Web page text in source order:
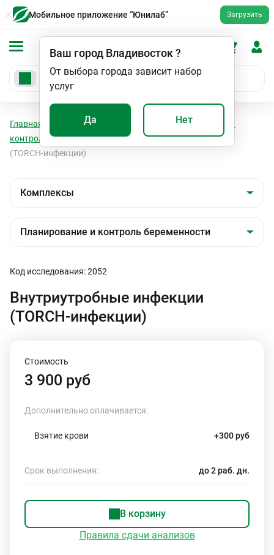
Мобильное приложение “Юнилаб” Загрузить
Ваш город Владивосток?
От выбора города зависит набор
услуг
Да Нет
Главная Анализы
Планирование и
контроль беременности
Внутриутробные инфекции
(TORCH-инфекции)
Код исследования: 2052
Внутриутробные инфекции
(TORCH-инфекции)
Стоимость
3 900 руб
Дополнительно оплачивается:
Взятие крови +300 руб
Срок выполнения: до 2 раб. дн.
В корзину
Правила сдачи анализов